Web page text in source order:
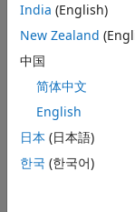
在 R2022b 中推出
另请参阅
主题
将变量从
Handle MATLAB
India (English)
New Zealand
中国
简体中文
English
日本 (日本語)
한국 (한국어)